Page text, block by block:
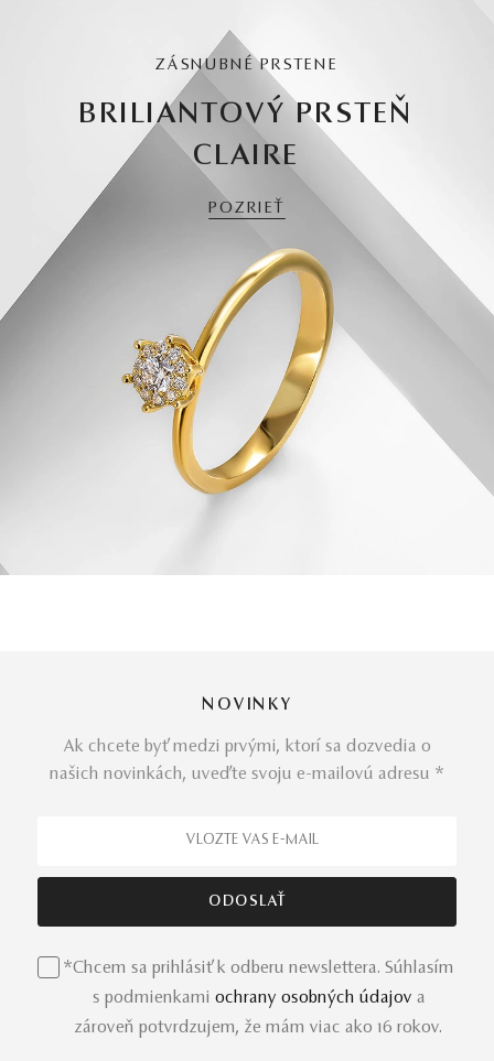
ZÁSNUBNÉ PRSTENE
BRILIANTOVÝ PRSTEŇ
CLAIRE
POZRIEŤ
NOVINKY
Ak chcete byť medzi prvými, ktorí sa dozvedia o
našich novinkách, uveďte svoju e-mailovú adresu *
*Chcem sa prihlásiť k odberu newslettera. Súhlasím
s podmienkami ochrany osobných údajov a
zároveň potvrdzujem, že mám viac ako 16 rokov.